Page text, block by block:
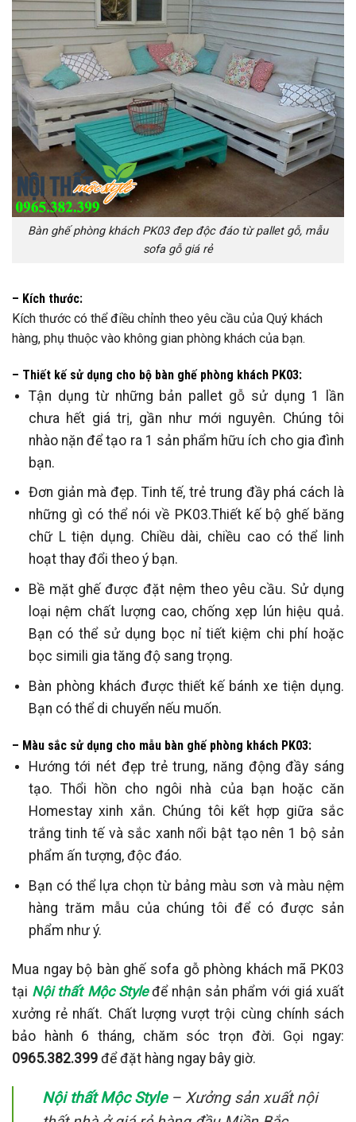
Bàn ghế phòng khách PK03 đep độc đáo từ pallet gỗ, mẫu
sofa gỗ giá rẻ
– Kích thước:
Kích thước có thể điều chỉnh theo yêu cầu của Quý khách
hàng, phụ thuộc vào không gian phòng khách của bạn.
– Thiết kế sử dụng cho bộ bàn ghế phòng khách PK03:
Tận dụng từ những bản pallet gỗ sử dụng 1 lần
chưa hết giá trị, gần như mới nguyên. Chúng tôi
nhào nặn để tạo ra 1 sản phẩm hữu ích cho gia đình
bạn.
Đơn giản mà đẹp. Tinh tế, trẻ trung đầy phá cách là
những gì có thể nói về PK03.Thiết kế bộ ghế băng
chữ L tiện dụng. Chiều dài, chiều cao có thể linh
hoạt thay đổi theo ý bạn.
Bề mặt ghế được đặt nệm theo yêu cầu. Sử dụng
loại nệm chất lượng cao, chống xẹp lún hiệu quả.
Bạn có thể sử dụng bọc nỉ tiết kiệm chi phí hoặc
bọc simili gia tăng độ sang trọng.
Bàn phòng khách được thiết kế bánh xe tiện dụng.
Bạn có thể di chuyển nếu muốn.
– Màu sắc sử dụng cho mẫu bàn ghế phòng khách PK03:
Hướng tới nét đẹp trẻ trung, năng động đầy sáng
tạo. Thổi hồn cho ngôi nhà của bạn hoặc căn
Homestay xinh xắn. Chúng tôi kết hợp giữa sắc
trắng tinh tế và sắc xanh nổi bật tạo nên 1 bộ sản
phẩm ấn tượng, độc đáo.
Bạn có thể lựa chọn từ bảng màu sơn và màu nệm
hàng trăm mẫu của chúng tôi để có được sản
phẩm như ý.
Mua ngay bộ bàn ghế sofa gỗ phòng khách mã PK03
tại Nội thất Mộc Style để nhận sản phẩm với giá xuất
xưởng rẻ nhất. Chất lượng vượt trội cùng chính sách
bảo hành 6 tháng, chăm sóc trọn đời. Gọi ngay:
0965.382.399 để đặt hàng ngay bây giờ.
Nội thất Mộc Style – Xưởng sản xuất nội